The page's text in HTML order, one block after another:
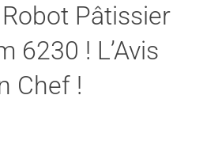
Pâtissier
6230 ! L’Avis
Chef !